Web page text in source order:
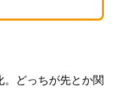
。どっちが先とか関